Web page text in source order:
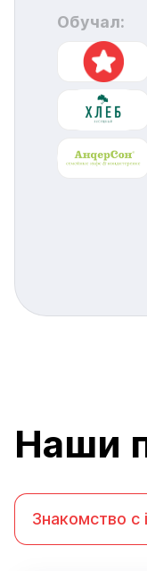
Обучал:
Наши
Знакомство с